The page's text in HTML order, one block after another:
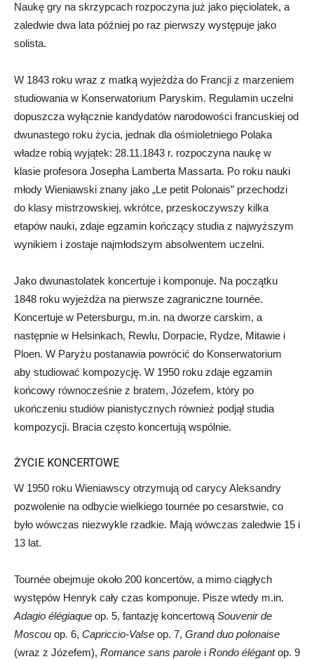
Naukę gry na skrzypcach rozpoczyna już jako pięciolatek, a
zaledwie dwa lata później po raz pierwszy występuje jako
solista.
W 1843 roku wraz z matką wyjeżdża do Francji z marzeniem
studiowania w Konserwatorium Paryskim. Regulamin uczelni
dopuszcza wyłącznie kandydatów narodowości francuskiej od
dwunastego roku życia, jednak dla ośmioletniego Polaka
władze robią wyjątek: 28.11.1843 r. rozpoczyna naukę w
klasie profesora Josepha Lamberta Massarta. Po roku nauki
młody Wieniawski znany jako „Le petit Polonais” przechodzi
do klasy mistrzowskiej, wkrótce, przeskoczywszy kilka
etapów nauki, zdaje egzamin kończący studia z najwyższym
wynikiem i zostaje najmłodszym absolwentem uczelni.
Jako dwunastolatek koncertuje i komponuje. Na początku
1848 roku wyjeżdża na pierwsze zagraniczne tournée.
Koncertuje w Petersburgu, m.in. na dworze carskim, a
następnie w Helsinkach, Rewlu, Dorpacie, Rydze, Mitawie i
Ploen. W Paryżu postanawia powrócić do Konserwatorium
aby studiować kompozycję. W 1950 roku zdaje egzamin
końcowy równocześnie z bratem, Józefem, który po
ukończeniu studiów pianistycznych również podjął studia
kompozycji. Bracia często koncertują wspólnie.
ŻYCIE KONCERTOWE
W 1950 roku Wieniawscy otrzymują od carycy Aleksandry
pozwolenie na odbycie wielkiego tournée po cesarstwie, co
było wówczas niezwykle rzadkie. Mają wówczas zaledwie 15 i
13 lat.
Tournée obejmuje około 200 koncertów, a mimo ciągłych
występów Henryk cały czas komponuje. Pisze wtedy m.in.
Adagio élégiaque op. 5, fantazję koncertową Souvenir de
Moscou op. 6, Capriccio-Valse op. 7, Grand duo polonaise
(wraz z Józefem), Romance sans parole i Rondo élégantop. 9